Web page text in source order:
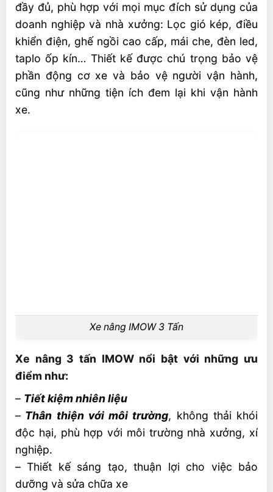
đầy đủ, phù hợp với mọi mục đích sử dụng của
doanh nghiệp và nhà xưởng: Lọc gió kép, điều
khiển điện, ghế ngồi cao cấp, mái che, đèn led,
taplo ốp kín… Thiết kế được chú trọng bảo vệ
phần động cơ xe và bảo vệ người vận hành,
cũng như những tiện ích đem lại khi vận hành
xe.
Xe nâng IMOW 3 Tấn
Xe nâng 3 tấn IMOW nổi bật với những ưu
điểm như:
– Tiết kiệm nhiên liệu
– Thân thiện với môi trường, không thải khói
độc hại, phù hợp với môi trường nhà xưởng, xí
nghiệp.
–Thiết kế sáng tạo, thuận lợi cho việc bảo
dưỡng và sửa chữa xe